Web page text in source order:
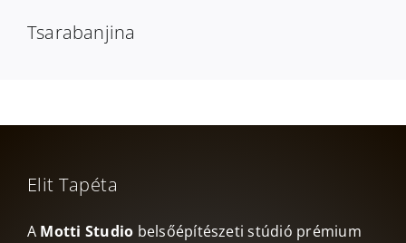
Tsarabanjina
Elit Tapéta
A Motti Studio belsőépítészeti stúdió prémium